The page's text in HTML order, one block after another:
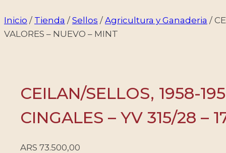
Inicio / Tienda / Sellos / Agricultura y Ganaderia /
VALORES – NUEVO – MINT
CEILAN/SELLOS, 1958-
CINGALES – YV 315/28 –
ARS 73.500,00